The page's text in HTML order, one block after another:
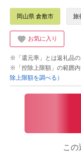
岡山県 倉敷市 旅
お気に入り
※「還元率」とは返礼品
※「控除上限額」の範囲
除上限額を調べる）
この